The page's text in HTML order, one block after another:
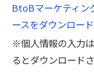
BtoBマーケティン
ースをダウンロー
※個人情報の入力
るとダウンロードさ